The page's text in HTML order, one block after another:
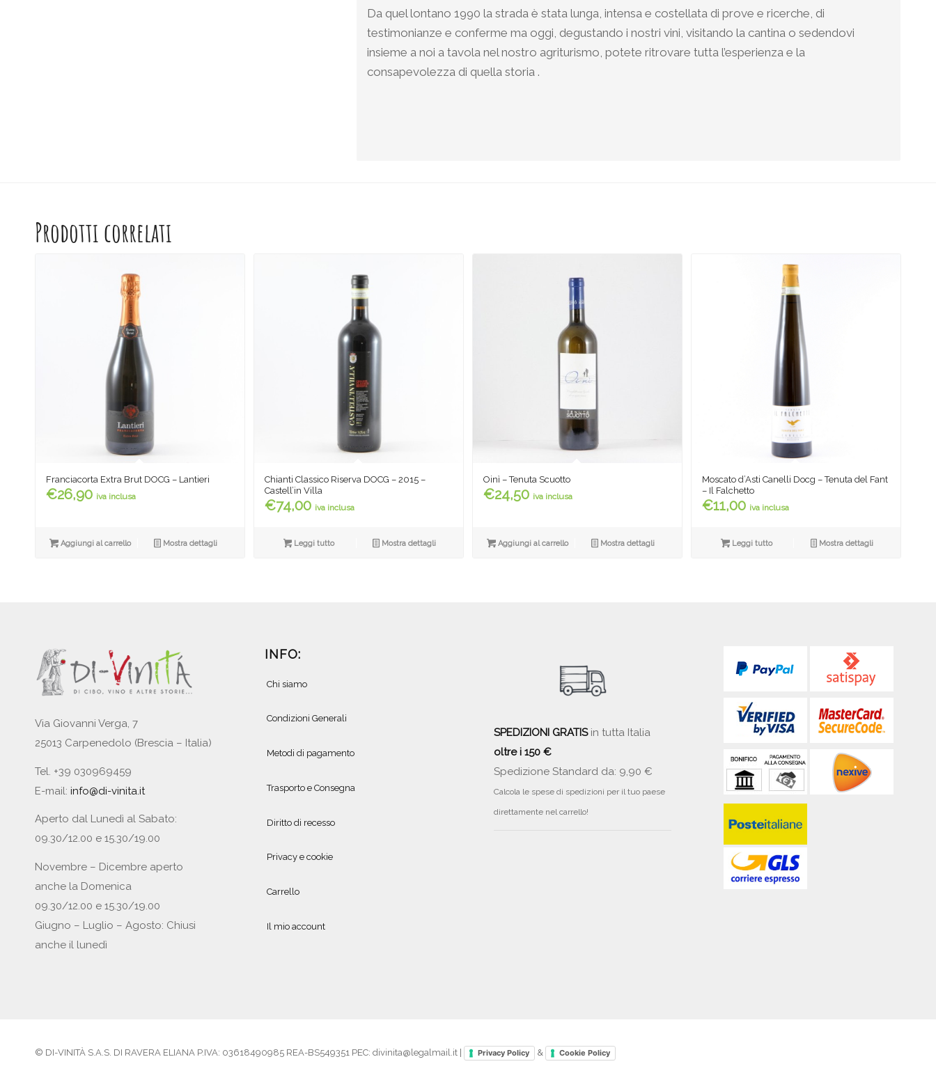
Da quel lontano 1990 la strada è stata lunga, intensa e costellata di prove e ricerche, di
testimonianze e conferme ma oggi, degustando i nostri vini, visitando la cantina o sedendovi
insieme a noi a tavola nel nostro agriturismo, potete ritrovare tutta l’esperienza e la
consapevolezza di quella storia .
Prodotti correlati
Franciacorta Extra Brut DOCG – Lantieri
€26,90 iva inclusa
Aggiungi al carrello Mostra dettagli
Chianti Classico Riserva DOCG – 2015 –
Castell’in Villa
€74,00 iva inclusa
Leggi tutto Mostra dettagli
Oinì – Tenuta Scuotto
€24,50 iva inclusa
Aggiungi al carrello Mostra dettagli
Moscato d’Asti Canelli Docg – Tenuta del Fant
– Il Falchetto
€11,00 iva inclusa
Leggi tutto Mostra dettagli
Via Giovanni Verga, 7
25013 Carpenedolo (Brescia – Italia)
Tel. +39 030969459
E-mail: info@di-vinita.it
Aperto dal Lunedì al Sabato:
09.30/12.00 e 15.30/19.00
Novembre – Dicembre aperto
anche la Domenica
09.30/12.00 e 15.30/19.00
Giugno – Luglio – Agosto: Chiusi
anche il lunedì
INFO:
Chi siamo
Condizioni Generali
Metodi di pagamento
Trasporto e Consegna
Diritto di recesso
Privacy e cookie
Carrello
Il mio account
SPEDIZIONI GRATISin tutta Italia
oltre i 150 €
Spedizione Standard da: 9,90 €
Calcola le spese di spedizioni per il tuo paese
direttamente nel carrello!
© DI-VINITÀ S.A.S. DI RAVERA ELIANA P.IVA: 03618490985 REA-BS549351 PEC: divinita@legalmail.it | Privacy Policy & Cookie Policy